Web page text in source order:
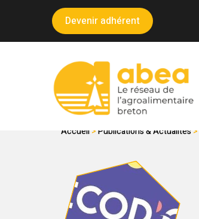
Devenir adhérent
Accueil>Publications & Actualités>
Panneau de gestion des cookies